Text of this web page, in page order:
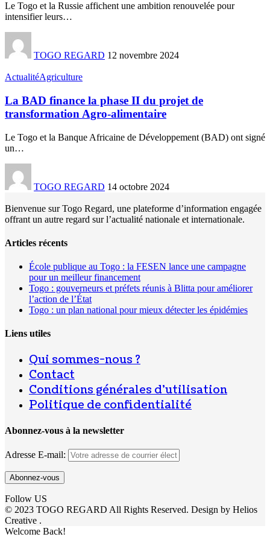
Le Togo et la Russie affichent une ambition renouvelée pour
intensifier leurs…
TOGO REGARD 12 novembre 2024
ActualitéAgriculture
La BAD finance la phase II du projet de
transformation Agro-alimentaire
Le Togo et la Banque Africaine de Développement (BAD) ont signé
un…
TOGO REGARD 14 octobre 2024
Bienvenue sur Togo Regard, une plateforme d’information engagée
offrant un autre regard sur l’actualité nationale et internationale.
Articles récents
École publique au Togo : la FESEN lance une campagne
pour un meilleur financement
Togo : gouverneurs et préfets réunis à Blitta pour améliorer
l’action de l’État
Togo : un plan national pour mieux détecter les épidémies
Liens utiles
Qui sommes-nous ?
Contact
Conditions générales d’utilisation
Politique de confidentialité
Abonnez-vous à la newsletter
Adresse E-mail:
Follow US
© 2023 TOGO REGARD All Rights Reserved. Design by Helios
Creative .
Welcome Back!